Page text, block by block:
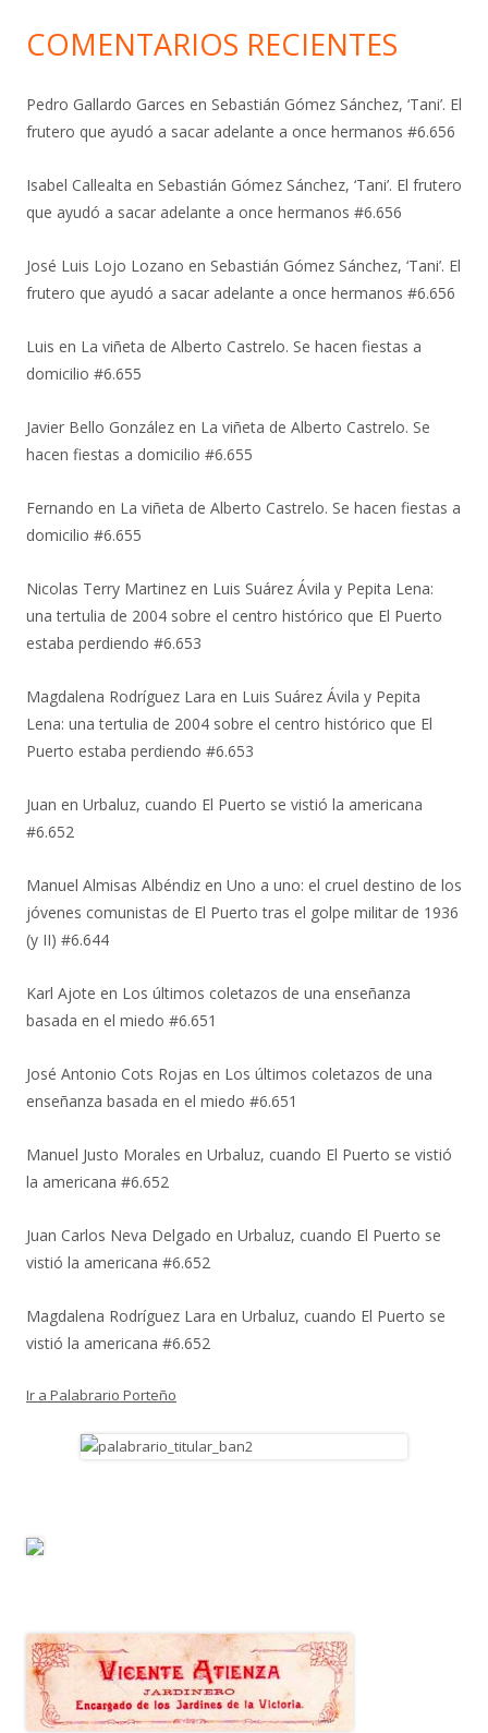
COMENTARIOS RECIENTES
Pedro Gallardo Garces en Sebastián Gómez Sánchez, ‘Tani’. El
frutero que ayudó a sacar adelante a once hermanos #6.656
Isabel Callealta en Sebastián Gómez Sánchez, ‘Tani’. El frutero
que ayudó a sacar adelante a once hermanos #6.656
José Luis Lojo Lozano en Sebastián Gómez Sánchez, ‘Tani’. El
frutero que ayudó a sacar adelante a once hermanos #6.656
Luis en La viñeta de Alberto Castrelo. Se hacen fiestas a
domicilio #6.655
Javier Bello González en La viñeta de Alberto Castrelo. Se
hacen fiestas a domicilio #6.655
Fernando en La viñeta de Alberto Castrelo. Se hacen fiestas a
domicilio #6.655
Nicolas Terry Martinez en Luis Suárez Ávila y Pepita Lena:
una tertulia de 2004 sobre el centro histórico que El Puerto
estaba perdiendo #6.653
Magdalena Rodríguez Lara en Luis Suárez Ávila y Pepita
Lena: una tertulia de 2004 sobre el centro histórico que El
Puerto estaba perdiendo #6.653
Juan en Urbaluz, cuando El Puerto se vistió la americana
#6.652
Manuel Almisas Albéndiz en Uno a uno: el cruel destino de los
jóvenes comunistas de El Puerto tras el golpe militar de 1936
(y II) #6.644
Karl Ajote en Los últimos coletazos de una enseñanza
basada en el miedo #6.651
José Antonio Cots Rojas en Los últimos coletazos de una
enseñanza basada en el miedo #6.651
Manuel Justo Morales en Urbaluz, cuando El Puerto se vistió
la americana #6.652
Juan Carlos Neva Delgado en Urbaluz, cuando El Puerto se
vistió la americana #6.652
Magdalena Rodríguez Lara en Urbaluz, cuando El Puerto se
vistió la americana #6.652
Ir a Palabrario Porteño